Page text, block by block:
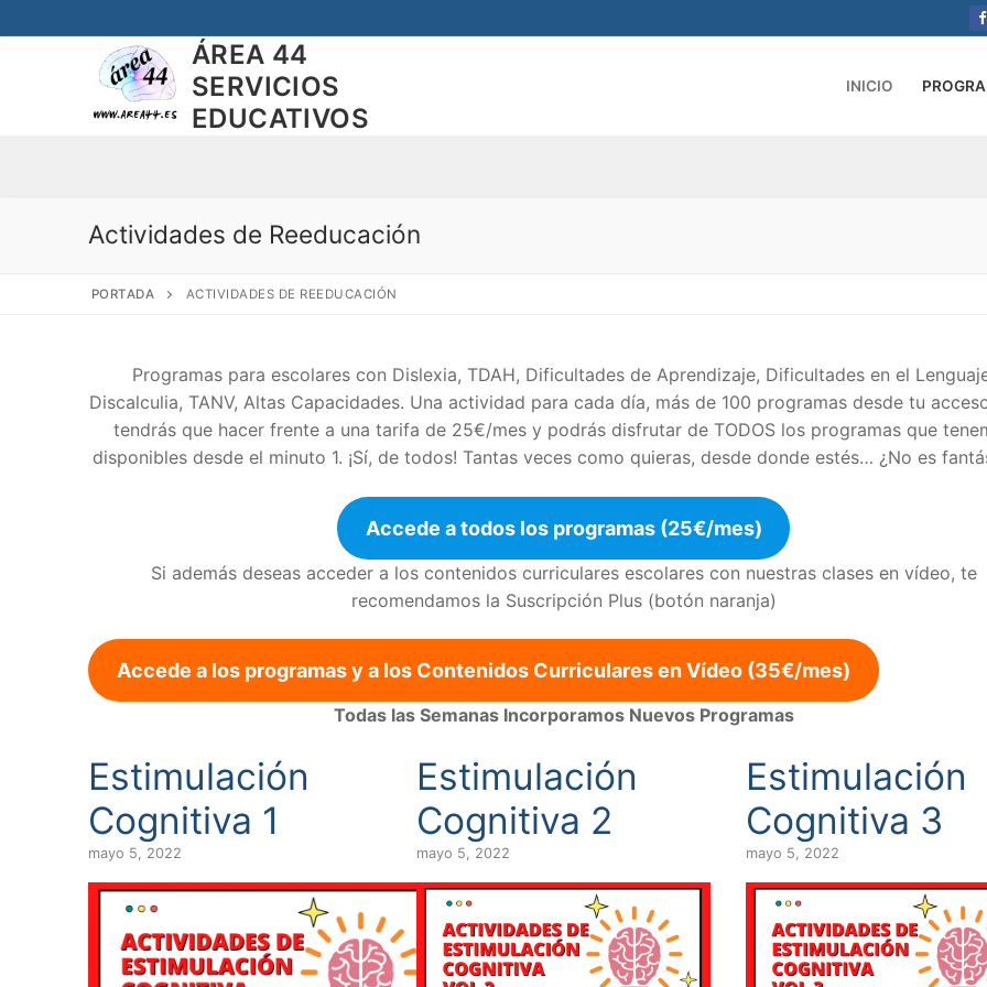
al
ÁREA 44
SERVICIOS
EDUCATIVOS
INICIO
Actividades de Reeducación
PORTADA ACTIVIDADES DE REEDUCACIÓN
Programas para escolares con Dislexia, TDAH, Dificultades de Aprendizaje, Dificultades en el
Discalculia, TANV, Altas Capacidades. Una actividad para cada día, más de 100 programas desde tu
tendrás que hacer frente a una tarifa de 25€/mes y podrás disfrutar de TODOS los programas que
disponibles desde el minuto 1. ¡Sí, de todos! Tantas veces como quieras, desde donde estés… ¿No es
Accede a todos los programas (25€/mes)
Si además deseas acceder a los contenidos curriculares escolares con nuestras clases en vídeo, te
recomendamos la Suscripción Plus (botón naranja)
Accede a los programas y a los Contenidos Curriculares en Vídeo (35€/mes)
Todas las Semanas Incorporamos Nuevos Programas
Estimulación
Cognitiva 1
mayo 5, 2022
Estimulación
Cognitiva 2
mayo 5, 2022
Estimulación
Cognitiva 3
mayo 5, 2022